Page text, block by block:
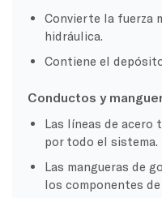
Convierte la fuerza
hidráulica.
Contiene el
Conductos y
Las líneas de
por todo el sistema.
Las mangueras de
los componentes de